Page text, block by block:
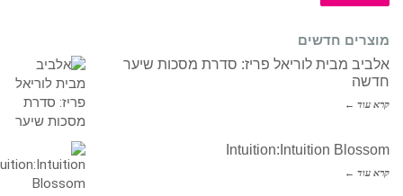
מוצרים חדשים
אלביב מבית לוריאל פריז: סדרת מסכות שיער
חדשה
קרא עוד ←
Intuition:Intuition Blossom
קרא עוד ←